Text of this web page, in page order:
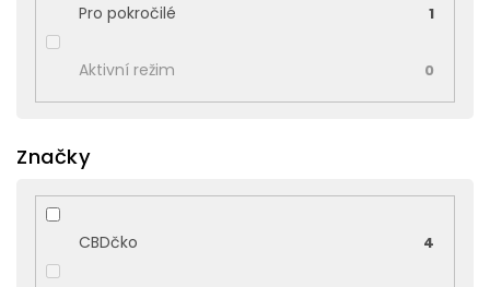
Pro pokročilé 1
Aktivní režim 0
Značky
CBDčko 4